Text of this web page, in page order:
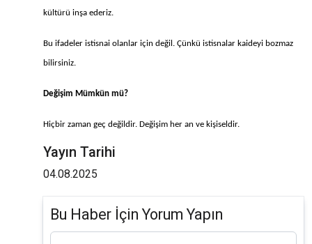
kültürü inşa ederiz.
Bu ifadeler istisnai olanlar için değil. Çünkü istisnalar kaideyi bozmaz
bilirsiniz.
Değişim Mümkün mü?
Hiçbir zaman geç değildir. Değişim her an ve kişiseldir.
Yayın Tarihi
04.08.2025
Bu Haber İçin Yorum Yapın